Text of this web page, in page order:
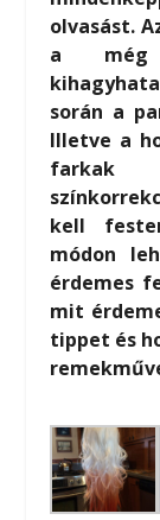
olvasást.
a még
során a
Illetve a
farkak
kell
módon
érdemes
mit
tippet és